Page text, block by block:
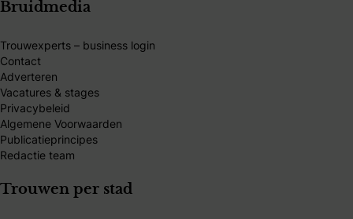
Bruidmedia
Trouwexperts – business login
Contact
Adverteren
Vacatures & stages
Privacybeleid
Algemene Voorwaarden
Publicatieprincipes
Redactie team
Trouwen per stad